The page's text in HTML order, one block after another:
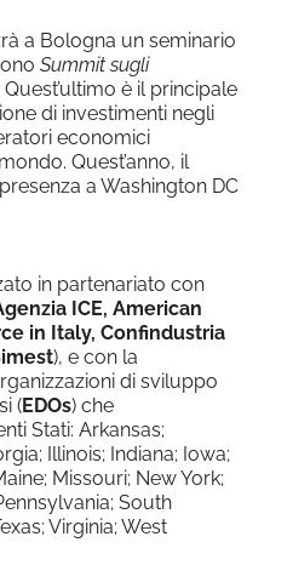
a Bologna un seminario
Summit sugli
Quest’ultimo è il principale
di investimenti negli
economici
Quest’anno, il
a Washington DC
in partenariato con
ICE, American
in Italy, Confindustria
), e con la
di sviluppo
(EDOs) che
Stati: Arkansas;
Illinois; Indiana; Iowa;
Missouri; New York;
South
Virginia; West